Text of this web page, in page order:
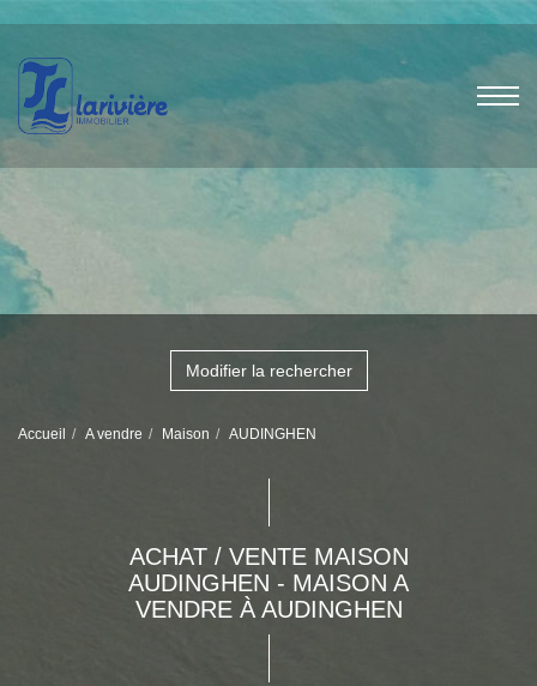
Modifier la rechercher
Accueil A vendre Maison AUDINGHEN
ACHAT / VENTE MAISON
AUDINGHEN - MAISON A
VENDRE À AUDINGHEN